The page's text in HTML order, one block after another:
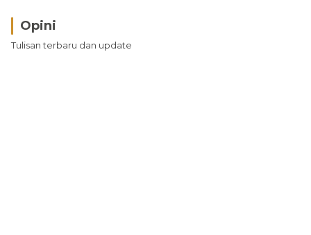
Opini
Tulisan terbaru dan update